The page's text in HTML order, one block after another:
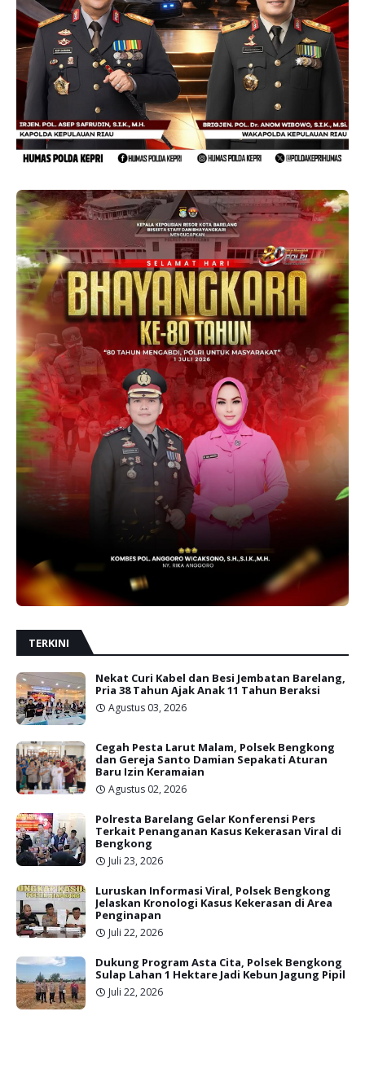
TERKINI
Nekat Curi Kabel dan Besi Jembatan Barelang,
Pria 38 Tahun Ajak Anak 11 Tahun Beraksi
Agustus 03, 2026
Cegah Pesta Larut Malam, Polsek Bengkong
dan Gereja Santo Damian Sepakati Aturan
Baru Izin Keramaian
Agustus 02, 2026
Polresta Barelang Gelar Konferensi Pers
Terkait Penanganan Kasus Kekerasan Viral di
Bengkong
Juli 23, 2026
Luruskan Informasi Viral, Polsek Bengkong
Jelaskan Kronologi Kasus Kekerasan di Area
Penginapan
Juli 22, 2026
Dukung Program Asta Cita, Polsek Bengkong
Sulap Lahan 1 Hektare Jadi Kebun Jagung Pipil
Juli 22, 2026